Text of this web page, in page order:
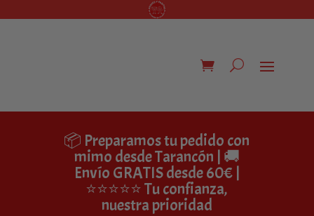
📦 Preparamos tu pedido con
mimo desde Tarancón | 🚚
Envío GRATIS desde 60€ |
⭐⭐⭐⭐⭐ Tu confianza,
nuestra prioridad